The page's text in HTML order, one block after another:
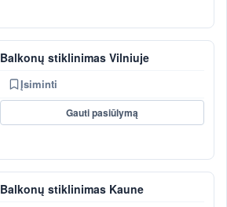
Balkonų stiklinimas Vilniuje
Įsiminti
Gauti pasiūlymą
Balkonų stiklinimas Kaune